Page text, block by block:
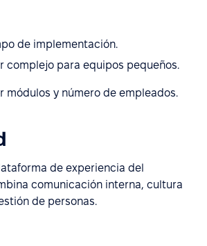
de implementación.
complejo para equipos pequeños.
módulos y número de empleados.
de experiencia del
comunicación interna, cultura
de personas.